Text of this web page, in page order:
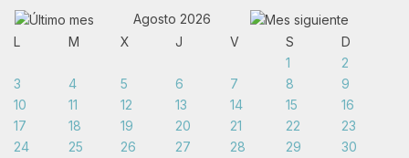
Agosto 2026
L
M X J V S
D
1
2
3
4 5 6 7 8
9
10
11 12 13 14 15
16
17
18 19 20 21 22
23
24
25 26 27 28 29
30